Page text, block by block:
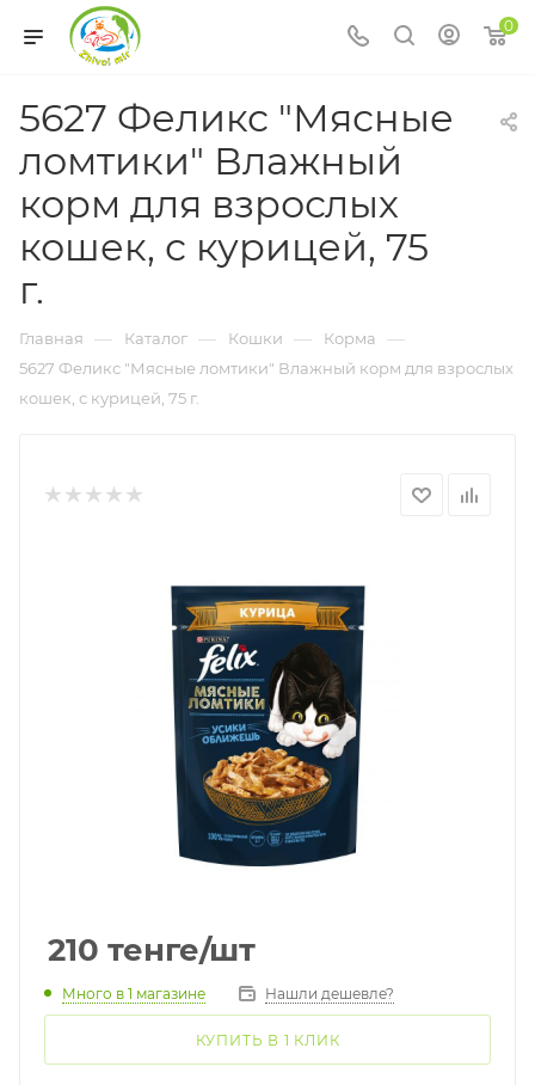
0
5627 Феликс "Мясные
ломтики" Влажный
корм для взрослых
кошек, с курицей, 75
г.
Главная — Каталог — Кошки — Корма —
5627 Феликс "Мясные ломтики" Влажный корм для взрослых
кошек, с курицей, 75 г.
210 тенге/шт
Много в 1 магазине Нашли дешевле?
КУПИТЬ В 1 КЛИК